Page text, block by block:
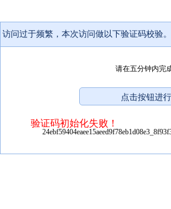
访问过于频繁，本次访问做以下验证码校验。
请在五分钟内完
验证码初始化失败！